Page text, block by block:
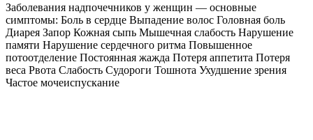
Заболевания надпочечников у женщин — основные
симптомы: Боль в сердце Выпадение волос Головная боль
Диарея Запор Кожная сыпь Мышечная слабость Нарушение
памяти Нарушение сердечного ритма Повышенное
потоотделение Постоянная жажда Потеря аппетита Потеря
веса Рвота Слабость Судороги Тошнота Ухудшение зрения
Частое мочеиспускание